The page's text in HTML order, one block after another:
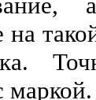
на
маркой.